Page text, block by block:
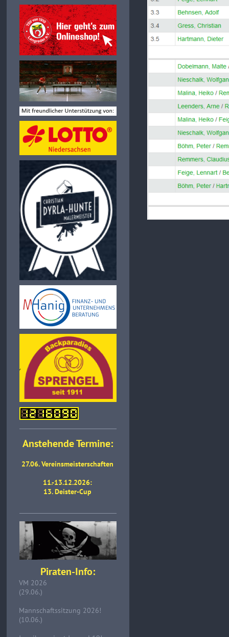
Anstehende Termine:
27.06. Vereinsmeisterschaften
11.-13.12.2026:
13. Deister-Cup
Piraten-Info:
VM 2026
(29.06.)
Mannschaftssitzung 2026!
(10.06.)